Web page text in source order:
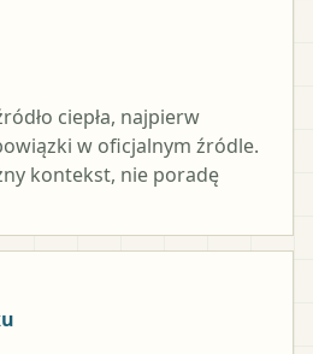
ciepła, najpierw
w oficjalnym źródle.
kontekst, nie poradę